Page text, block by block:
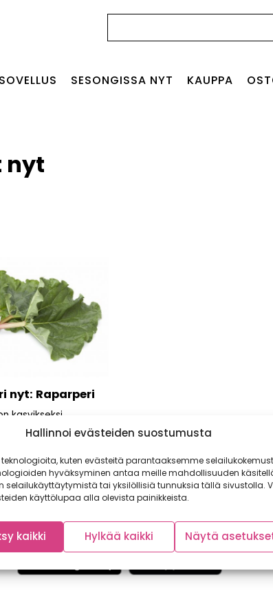
Hallinnoi evästeiden suostumusta
kuten evästeitä parantaaksemme
hyväksyminen antaa meille mahdollisuuden
selailukäyttäytymistä tai yksilöllisiä tunnuksia tällä sivustolla.
käyttölupaa alla olevista painikkeista.
kaikki Hylkää kaikki Näytä
SESONGISSA NYT KAUPPA
nyt
nyt: Raparperi
kasvikseksi
ensimmäisiä
jonka